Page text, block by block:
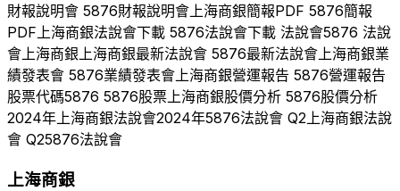
財報說明會 5876財報說明會 上海商銀簡報PDF 5876簡報
PDF 上海商銀法說會下載 5876法說會下載 法說會5876 法說
會 上海商銀 上海商銀最新法說會 5876最新法說會 上海商銀業
績發表會 5876業績發表會 上海商銀營運報告 5876營運報告
股票代碼5876 5876股票 上海商銀股價分析 5876股價分析
2024年 上海商銀法說會2024年5876法說會 Q2 上海商銀法說
會 Q25876法說會
上海商銀